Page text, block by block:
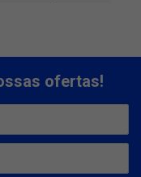
ofertas!